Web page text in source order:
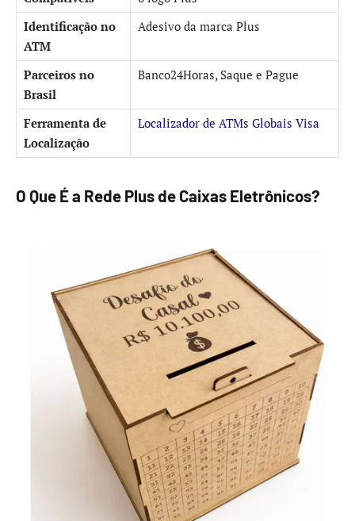
Identificação no
ATM
Adesivo da marca Plus
Parceiros no
Brasil
Banco24Horas, Saque e Pague
Ferramenta de
Localização
Localizador de ATMs Globais Visa
O Que É a Rede Plus de Caixas Eletrônicos?